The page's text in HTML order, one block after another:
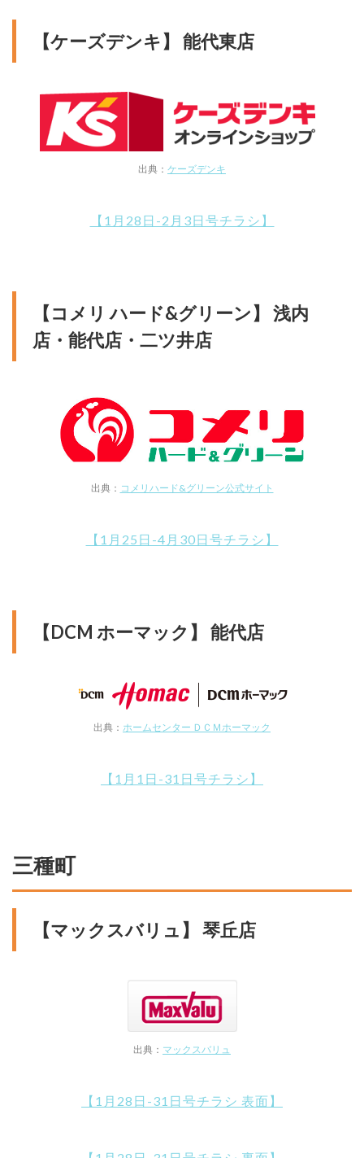
【ケーズデンキ】 能代東店
出典： ケーズデンキ
【1月28日-2月3日号チラシ】
【コメリ ハード&グリーン】 浅内
店・能代店・二ツ井店
出典： コメリハード&グリーン公式サイト
【1月25日-4月30日号チラシ】
【DCM ホーマック】 能代店
出典： ホームセンター ＤＣＭホーマック
【1月1日-31日号チラシ】
三種町
【マックスバリュ】 琴丘店
出典： マックスバリュ
【1月28日-31日号チラシ 表面】